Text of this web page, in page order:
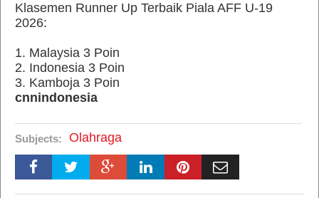
Klasemen Runner Up Terbaik Piala AFF U-19
2026:
1. Malaysia 3 Poin
2. Indonesia 3 Poin
3. Kamboja 3 Poin
cnnindonesia
Subjects: Olahraga